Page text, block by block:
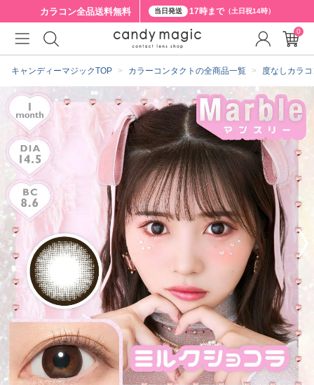
カラコン全品送料無料 当日発送 17時まで（土日祝14時）
キャンディーマジックTOP カラーコンタクトの全商品一覧 度なしカラ
0
クーポン詳細